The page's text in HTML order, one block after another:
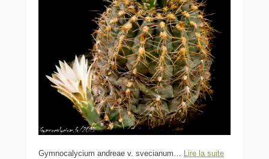
Gymnocalycium andreae v. svecianum… Lire la suite